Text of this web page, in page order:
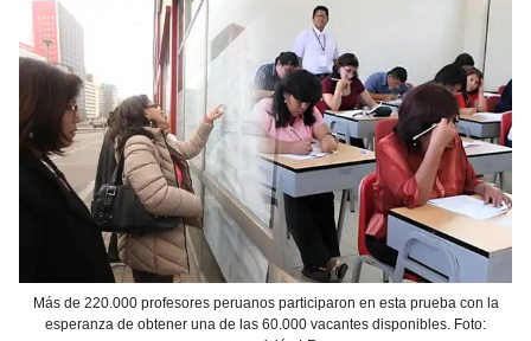
Más de 220.000 profesores peruanos participaron en esta prueba con la
esperanza de obtener una de las 60.000 vacantes disponibles. Foto: